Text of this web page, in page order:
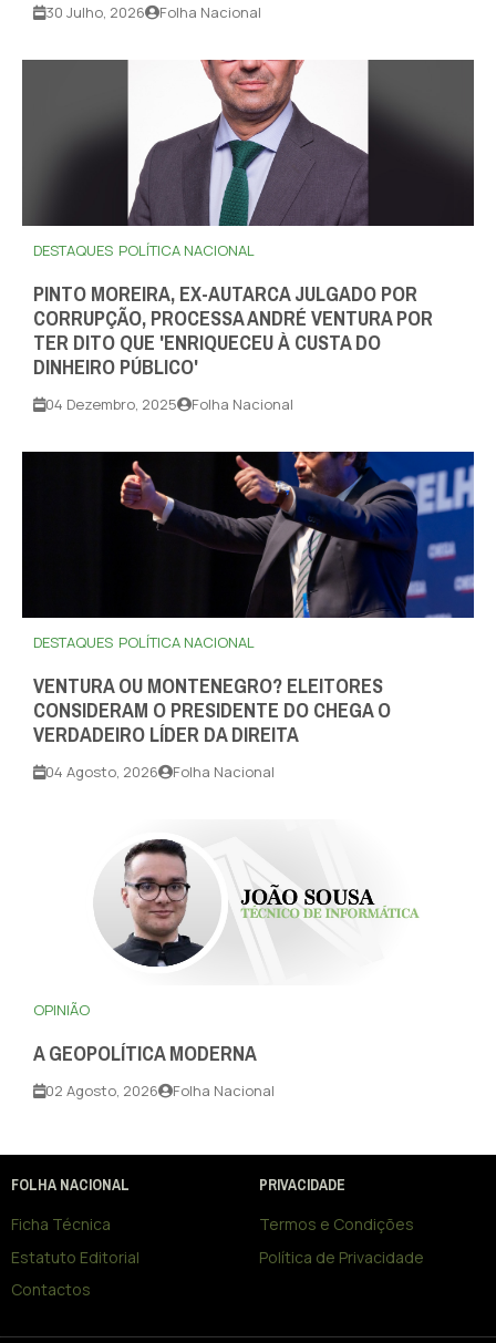
30 Julho, 2026 Folha Nacional
DESTAQUES POLÍTICA NACIONAL
PINTO MOREIRA, EX-AUTARCA JULGADO POR
CORRUPÇÃO, PROCESSA ANDRÉ VENTURA POR
TER DITO QUE 'ENRIQUECEU À CUSTA DO
DINHEIRO PÚBLICO'
04 Dezembro, 2025 Folha Nacional
DESTAQUES POLÍTICA NACIONAL
VENTURA OU MONTENEGRO? ELEITORES
CONSIDERAM O PRESIDENTE DO CHEGA O
VERDADEIRO LÍDER DA DIREITA
04 Agosto, 2026 Folha Nacional
OPINIÃO
A GEOPOLÍTICA MODERNA
02 Agosto, 2026 Folha Nacional
FOLHA NACIONAL
Ficha Técnica
Estatuto Editorial
Contactos
PRIVACIDADE
Termos e Condições
Política de Privacidade